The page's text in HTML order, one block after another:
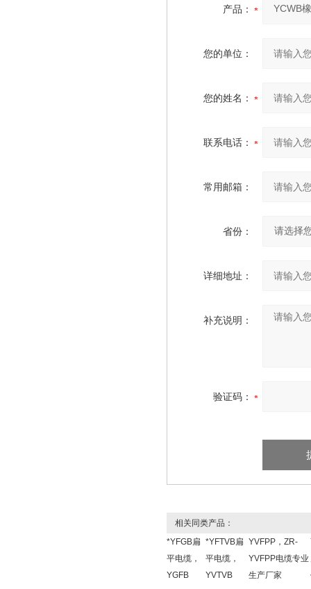
产品：
您的单位：
您的姓名：
联系电话：
常用邮箱：
省份：
详细地址：
补充说明：
验证码：
相关同类产品：
*YFGB扁
平电缆，
YGFB
*YFTVB扁
平电缆，
YVTVB
YVFPP，ZR-
YVFPP电缆专业
生产厂家